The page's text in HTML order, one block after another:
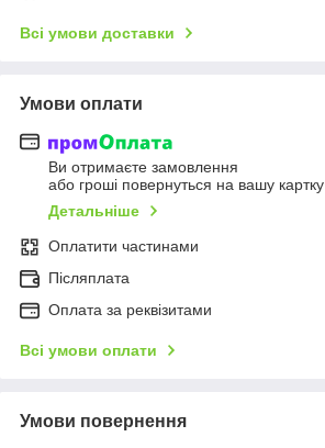
Всі умови доставки
Умови оплати
Ви отримаєте замовлення
або гроші повернуться на вашу картку
Детальніше
Оплатити частинами
Післяплата
Оплата за реквізитами
Всі умови оплати
Умови повернення